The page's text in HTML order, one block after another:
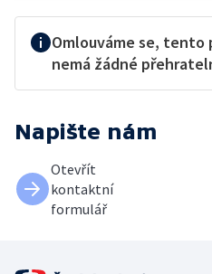
Omlouváme se, tento
nemá žádné
Napište nám
Otevřít
kontaktní
formulář